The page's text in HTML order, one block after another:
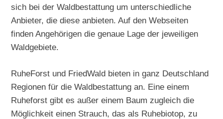
sich bei der Waldbestattung um unterschiedliche
Anbieter, die diese anbieten. Auf den Webseiten
finden Angehörigen die genaue Lage der jeweiligen
Waldgebiete.
RuheForst und FriedWald bieten in ganz Deutschland
Regionen für die Waldbestattung an. Eine einem
Ruheforst gibt es außer einem Baum zugleich die
Möglichkeit einen Strauch, das als Ruhebiotop, zu